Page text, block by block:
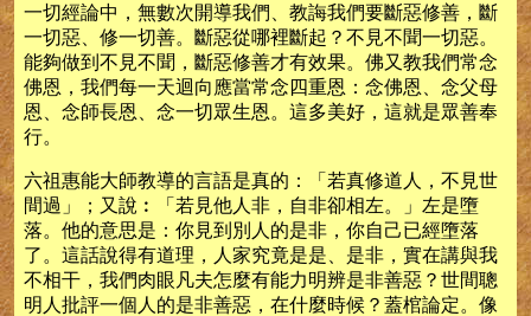
一切經論中，無數次開導我們、教誨我們要斷惡修善，斷
一切惡、修一切善。斷惡從哪裡斷起？不見不聞一切惡。
能夠做到不見不聞，斷惡修善才有效果。佛又教我們常念
佛恩，我們每一天迴向應當常念四重恩：念佛恩、念父母
恩、念師長恩、念一切眾生恩。這多美好，這就是眾善奉
行。
六祖惠能大師教導的言語是真的：「若真修道人，不見世
間過」；又說︰「若見他人非，自非卻相左。」左是墮
落。他的意思是：你見到別人的是非，你自己已經墮落
了。這話說得有道理，人家究竟是是、是非，實在講與我
不相干，我們肉眼凡夫怎麼有能力明辨是非善惡？世間聰
明人批評一個人的是非善惡，在什麼時候？蓋棺論定。像